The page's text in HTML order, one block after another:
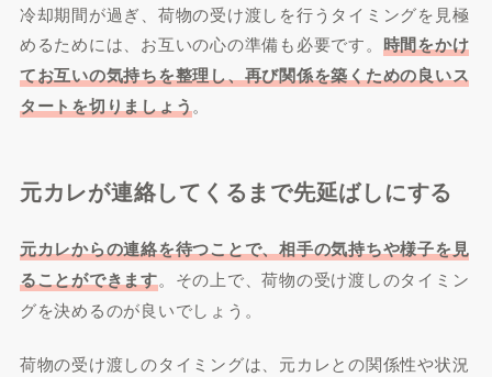
冷却期間が過ぎ、荷物の受け渡しを行うタイミングを見極
めるためには、お互いの心の準備も必要です。 時間をかけ
てお互いの気持ちを整理し、再び関係を築くための良いス
タートを切りましょう。
元カレが連絡してくるまで先延ばしにする
元カレからの連絡を待つことで、相手の気持ちや様子を見
ることができます。その上で、荷物の受け渡しのタイミン
グを決めるのが良いでしょう。
荷物の受け渡しのタイミングは、元カレとの関係性や状況